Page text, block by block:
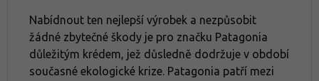
Nabídnout ten nejlepší výrobek a nezpůsobit
žádné zbytečné škody je pro značku Patagonia
důležitým krédem, jež důsledně dodržuje v období
současné ekologické krize. Patagonia patří mezi